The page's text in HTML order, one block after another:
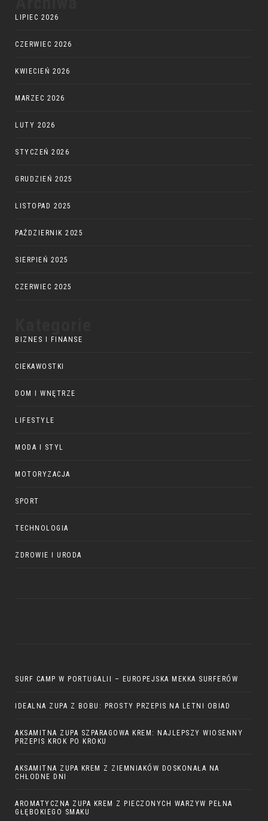
LIPIEC 2026
CZERWIEC 2026
KWIECIEŃ 2026
MARZEC 2026
LUTY 2026
STYCZEŃ 2026
GRUDZIEŃ 2025
LISTOPAD 2025
PAŹDZIERNIK 2025
SIERPIEŃ 2025
CZERWIEC 2025
BIZNES I FINANSE
CIEKAWOSTKI
DOM I WNĘTRZE
LIFESTYLE
MODA I STYL
MOTORYZACJA
SPORT
TECHNOLOGIA
ZDROWIE I URODA
SURF CAMP W PORTUGALII – EUROPEJSKA MEKKA SURFERÓW
IDEALNA ZUPA Z BOBU: PROSTY PRZEPIS NA LETNI OBIAD
AKSAMITNA ZUPA SZPARAGOWA KREM: NAJLEPSZY WIOSENNY
PRZEPIS KROK PO KROKU
AKSAMITNA ZUPA KREM Z ZIEMNIAKÓW DOSKONAŁA NA
CHŁODNE DNI
AROMATYCZNA ZUPA KREM Z PIECZONYCH WARZYW PEŁNA
GŁĘBOKIEGO SMAKU